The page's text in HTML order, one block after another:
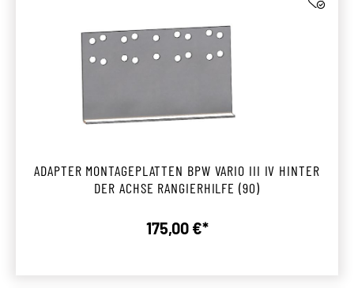
ADAPTER MONTAGEPLATTEN BPW VARIO III IV HINTER
DER ACHSE RANGIERHILFE (90)
Regulärer Preis:
175,00 €*